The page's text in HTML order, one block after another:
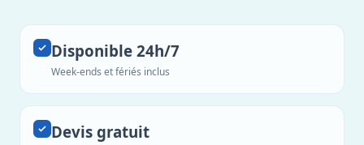
Disponible 24h/7
Week-ends et fériés inclus
Devis gratuit